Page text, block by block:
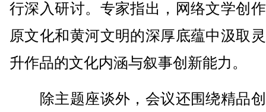
行深入研讨。专家指出，网络文学创
原文化和黄河文明的深厚底蕴中汲取
升作品的文化内涵与叙事创新能力。
除主题座谈外，会议还围绕精品